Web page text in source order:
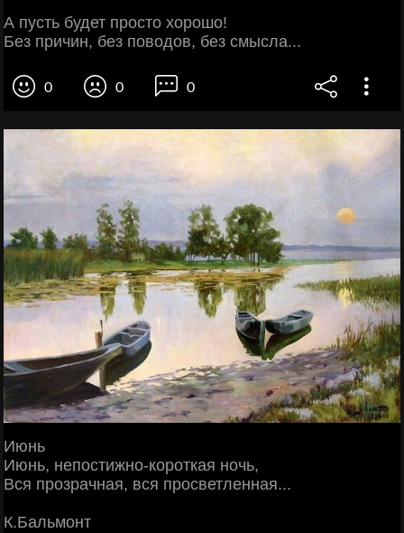
А пусть будет просто хорошо!
Без причин, без поводов, без смысла...
0 0 0
Июнь
Июнь, непостижно-короткая ночь,
Вся прозрачная, вся просветленная...
К.Бальмонт